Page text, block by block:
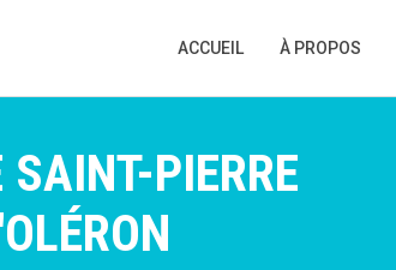
ACCUEIL (CURRENT)
À PROPOS
PIERRE